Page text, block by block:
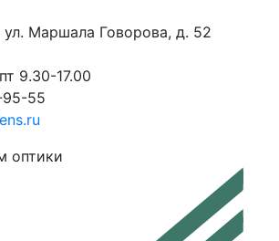
ул. Маршала Говорова, д. 52
9.30-17.00
95-55
оптики